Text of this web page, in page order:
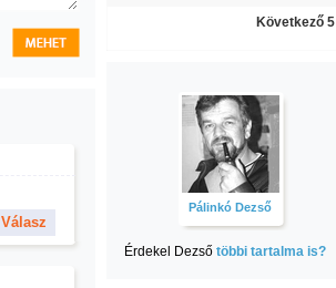
Válasz
Következő 5
Pálinkó Dezső
Érdekel Dezső többi tartalma is?